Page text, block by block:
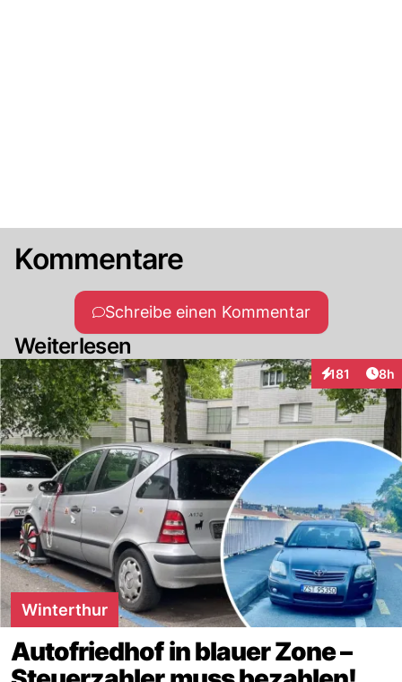
Kommentare
Schreibe einen Kommentar
Weiterlesen
181
Interaktionen
8h
Winterthur
Autofriedhof in blauer Zone –